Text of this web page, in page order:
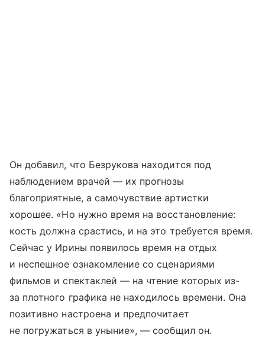
Он добавил, что Безрукова находится под
наблюдением врачей — их прогнозы
благоприятные, а самочувствие артистки
хорошее. «Но нужно время на восстановление:
кость должна срастись, и на это требуется время.
Сейчас у Ирины появилось время на отдых
и неспешное ознакомление со сценариями
фильмов и спектаклей — на чтение которых из-
за плотного графика не находилось времени. Она
позитивно настроена и предпочитает
не погружаться в уныние», — сообщил он.